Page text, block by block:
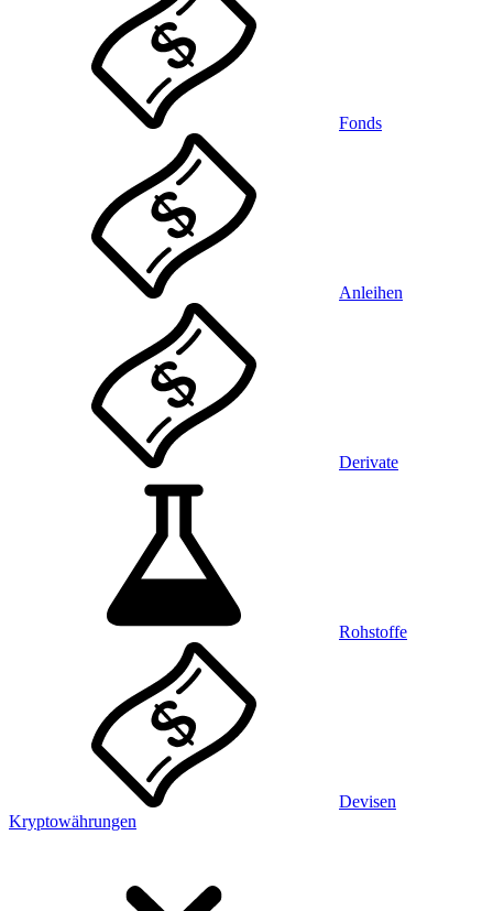
Fonds
Anleihen
Derivate
Rohstoffe
Devisen
Kryptowährungen